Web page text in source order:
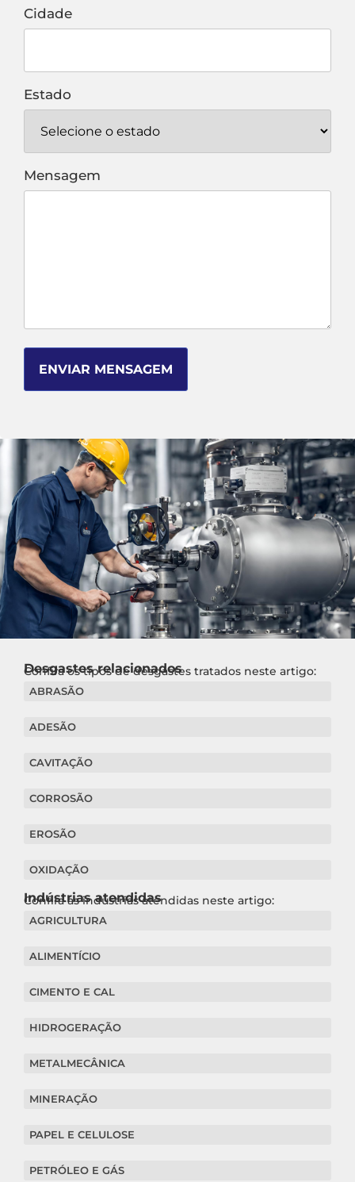
Cidade
Estado
Mensagem
Desgastes relacionados
Confira os tipos de desgastes tratados neste artigo:
ABRASÃO
ADESÃO
CAVITAÇÃO
CORROSÃO
EROSÃO
OXIDAÇÃO
Indústrias atendidas
Confira as indústrias atendidas neste artigo:
AGRICULTURA
ALIMENTÍCIO
CIMENTO E CAL
HIDROGERAÇÃO
METALMECÂNICA
MINERAÇÃO
PAPEL E CELULOSE
PETRÓLEO E GÁS